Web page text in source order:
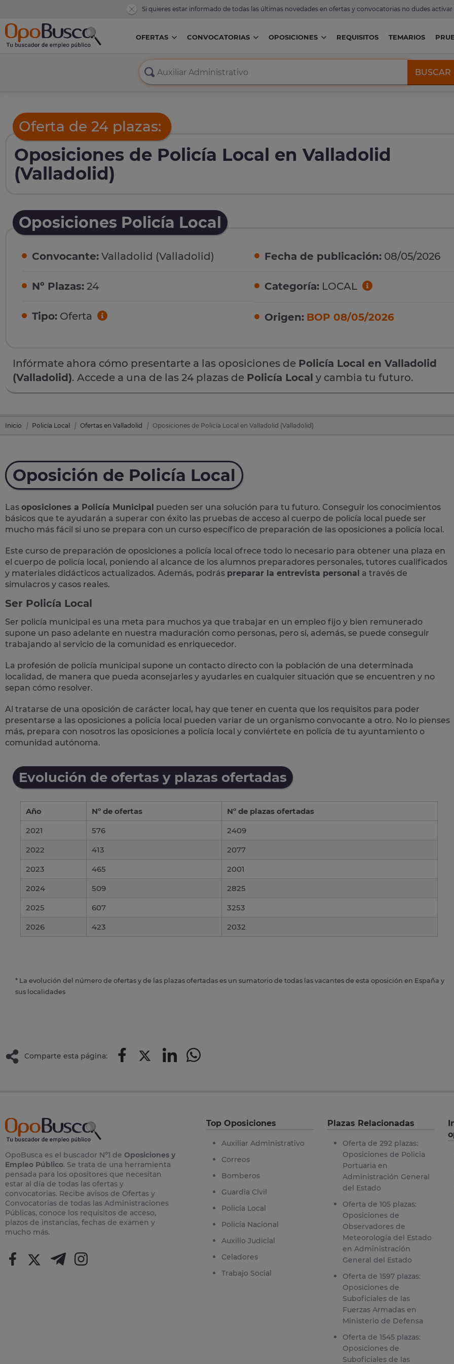
Si quieres estar informado de todas las últimas novedades en ofertas y convocatorias no dudes activar
OFERTAS CONVOCATORIAS OPOSICIONES REQUISITOS TEMARIOS
BUSCAR
Oferta de 24 plazas:
Oposiciones de Policía Local en Valladolid
(Valladolid)
Oposiciones Policía Local
Convocante: Valladolid (Valladolid)
Nº Plazas: 24
Tipo: Oferta
Fecha de publicación: 08/05/2026
Categoría: LOCAL
Origen: BOP 08/05/2026
Infórmate ahora cómo presentarte a las oposiciones de Policía Local en Valladolid
(Valladolid). Accede a una de las 24 plazas de Policía Local y cambia tu futuro.
Inicio Policía Local Ofertas en Valladolid Oposiciones de Policía Local en Valladolid (Valladolid)
Oposición de Policía Local
Las oposiciones a Policía Municipal pueden ser una solución para tu futuro. Conseguir los conocimientos
básicos que te ayudarán a superar con éxito las pruebas de acceso al cuerpo de policía local puede ser
mucho más fácil si uno se prepara con un curso específico de preparación de las oposiciones a policía local.
Este curso de preparación de oposiciones a policía local ofrece todo lo necesario para obtener una plaza en
el cuerpo de policía local, poniendo al alcance de los alumnos preparadores personales, tutores cualificados
y materiales didácticos actualizados. Además, podrás preparar la entrevista personal a través de
simulacros y casos reales.
Ser Policía Local
Ser policía municipal es una meta para muchos ya que trabajar en un empleo fijo y bien remunerado
supone un paso adelante en nuestra maduración como personas, pero si, además, se puede conseguir
trabajando al servicio de la comunidad es enriquecedor.
La profesión de policía municipal supone un contacto directo con la población de una determinada
localidad, de manera que pueda aconsejarles y ayudarles en cualquier situación que se encuentren y no
sepan cómo resolver.
Al tratarse de una oposición de carácter local, hay que tener en cuenta que los requisitos para poder
presentarse a las oposiciones a policía local pueden variar de un organismo convocante a otro. No lo pienses
más, prepara con nosotros las oposiciones a policía local y conviértete en policía de tu ayuntamiento o
comunidad autónoma.
Evolución de ofertas y plazas ofertadas
Año Nº de ofertas
Nº de plazas ofertadas
2021
576
2409
2022
413
2077
2023
465
2001
2024
509
2825
2025
607
3253
2026
423 2032
* La evolución del número de ofertas y de las plazas ofertadas es un sumatorio de todas las vacantes de esta oposición en España y
sus localidades
Comparte esta página:
OpoBusca es el buscador Nº1 de Oposiciones y
Empleo Público. Se trata de una herramienta
pensada para los opositores que necesitan
estar al día de todas las ofertas y
convocatorias. Recibe avisos de Ofertas y
Convocatorias de todas las Administraciones
Públicas, conoce los requisitos de acceso,
plazos de instancias, fechas de examen y
mucho más.
Top Oposiciones
Auxiliar Administrativo
Correos
Bomberos
Guardia Civil
Policía Local
Policía Nacional
Auxilio Judicial
Celadores
Trabajo Social
Plazas Relacionadas
Oferta de 292 plazas:
Oposiciones de Policia
Portuaria en
Administración General
del Estado
Oferta de 105 plazas:
Oposiciones de
Observadores de
Meteorología del Estado
en Administración
General del Estado
Oferta de 1597 plazas:
Oposiciones de
Suboficiales de las
Fuerzas Armadas en
Ministerio de Defensa
Oferta de 1545 plazas:
Oposiciones de
Suboficiales de las